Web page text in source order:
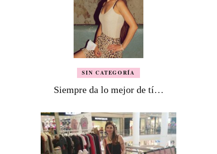
SIN CATEGORÍA
Siempre da lo mejor de tí…